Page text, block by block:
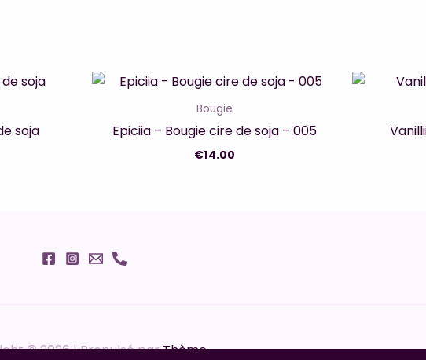
soja
Bougie
Epiciia – Bougie cire de soja – 005
€14.00
© 2026 | Propulsé parThème